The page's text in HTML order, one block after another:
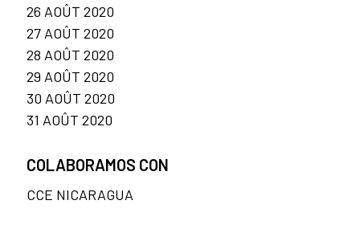
26 AOÛT 2020
27 AOÛT 2020
28 AOÛT 2020
29 AOÛT 2020
30 AOÛT 2020
31 AOÛT 2020
COLABORAMOS CON
CCE NICARAGUA